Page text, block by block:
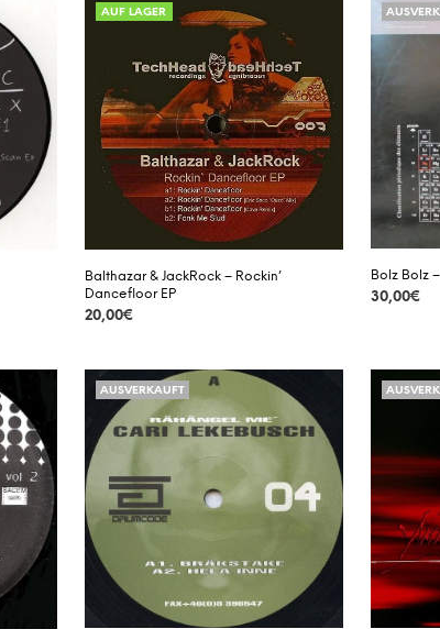
AUF LAGER
Balthazar & JackRock – Rockin’
Dancefloor EP
20,00€
Bolz Bolz
30,00€
AUSVERKAUFT